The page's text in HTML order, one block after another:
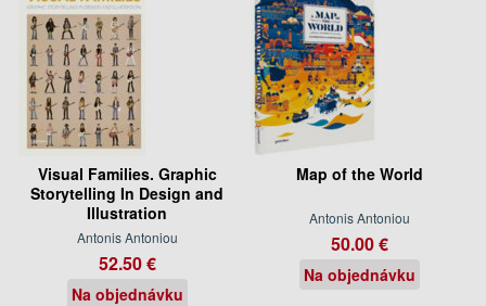
Visual Families. Graphic
Storytelling In Design and
Illustration
Antonis Antoniou
52.50 €
Na objednávku
Map of the World
Antonis Antoniou
50.00 €
Na objednávku